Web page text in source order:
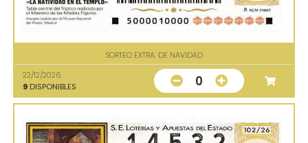
SORTEO EXTRA. DE NAVIDAD
22/12/2026
9 DISPONIBLES 0